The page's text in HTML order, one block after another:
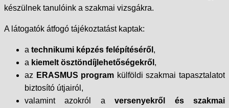
készülnek tanulóink a szakmai vizsgákra.
A látogatók átfogó tájékoztatást kaptak:
a technikumi képzés felépítéséről ,
a kiemelt ösztöndíjlehetőségekről ,
az ERASMUS program külföldi szakmai tapasztalatot
biztosító útjairól,
valamint azokról aversenyekről és szakmai